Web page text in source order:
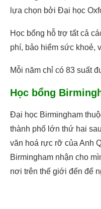
lựa chọn bởi Đại học
Học bổng hỗ trợ tất cả
phí, bảo hiểm sức khoẻ,
Mỗi năm chỉ có 83 suất
Học bổng
Đại học Birmingham
thành phố lớn thứ hai
văn hoá rực rỡ của Anh
Birmingham nhận cho
nơi trên thế giới đến để